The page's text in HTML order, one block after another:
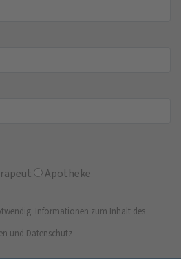
Apotheke
Informationen zum Inhalt des
und Datenschutz